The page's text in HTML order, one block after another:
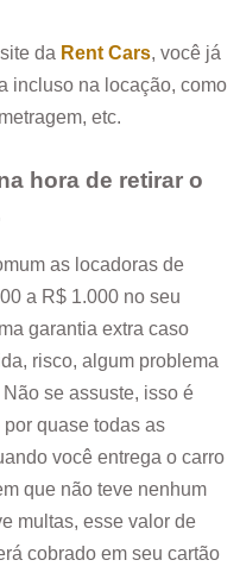
da Rent Cars, você já
incluso na locação, como
etc.
hora de retirar o
as locadoras de
a R$ 1.000 no seu
garantia extra caso
risco, algum problema
se assuste, isso é
quase todas as
você entrega o carro
que não teve nenhum
multas, esse valor de
cobrado em seu cartão